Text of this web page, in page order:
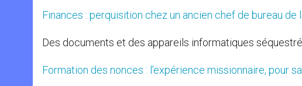
Finances : perquisition chez un ancien chef de bureau de
Des documents et des appareils informatiques
Formation des nonces : l’expérience missionnaire, pour